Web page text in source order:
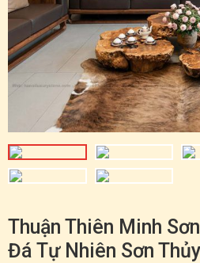
Thuận Thiên Minh
Đá Tự Nhiên Sơn